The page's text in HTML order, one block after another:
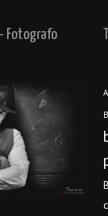
Fotografo